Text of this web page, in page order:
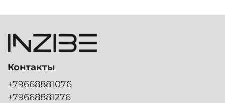
Контакты
+79668881076
+79668881276